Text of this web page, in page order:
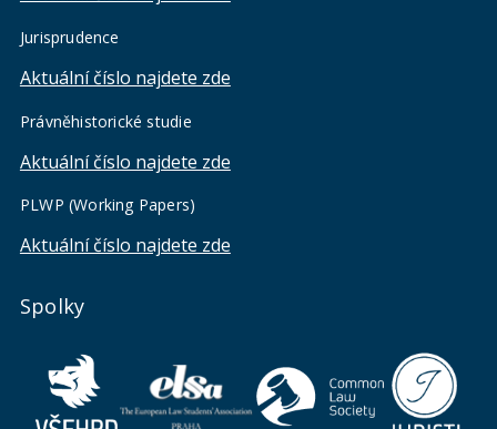
Jurisprudence
Aktuální číslo najdete zde
Právněhistorické studie
Aktuální číslo najdete zde
PLWP (Working Papers)
Aktuální číslo najdete zde
Spolky